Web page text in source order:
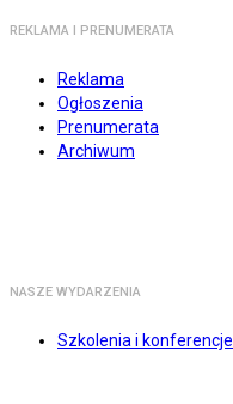
REKLAMA I PRENUMERATA
Reklama
Ogłoszenia
Prenumerata
Archiwum
NASZE WYDARZENIA
Szkolenia i konferencje